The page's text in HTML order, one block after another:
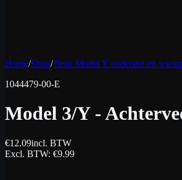
Home/Shop/Tesla Model Y onderstel en
1044479-00-E
Model 3/Y -
€12.09incl. BTW
Excl. BTW: €9.99